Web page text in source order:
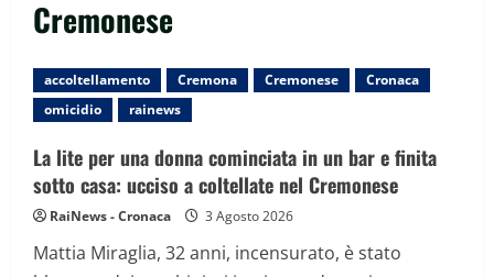
Cremonese
accoltellamento Cremona Cremonese
Cronaca
omicidio
rainews
La lite per una donna cominciata in un bar e finita
sotto casa: ucciso a coltellate nel Cremonese
RaiNews - Cronaca 3 Agosto 2026
Mattia Miraglia, 32 anni, incensurato, è stato